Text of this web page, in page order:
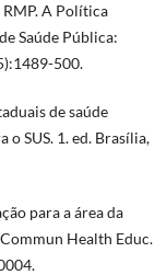
RMP. A Política
Saúde Pública:
500.
de saúde
SUS. 1. ed. Brasília,
para a área da
Health Educ.